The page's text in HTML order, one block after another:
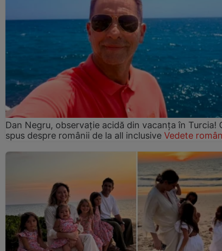
Dan Negru, observație acidă din vacanța în Turcia!
spus despre românii de la all inclusive Vedete